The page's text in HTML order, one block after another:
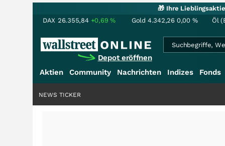
🎁 Ihre
DAX 26.355,84 +0,69% Gold 4.342,26 0,00 % Öl
Depot eröffnen
Aktien
Community Nachrichten Indizes Fonds
NEWS TICKER